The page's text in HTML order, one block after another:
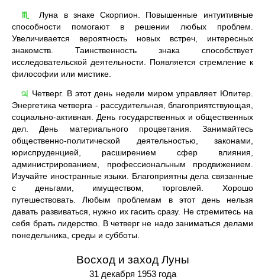
♏
Луна в знаке Скорпион. Повышенные интуитивные
способности помогают в решении любых проблем.
Увеличивается вероятность новых встреч, интересных
знакомств. Таинственность знака способствует
исследовательской деятельности. Появляется стремление к
философии или мистике.
♃
Четверг. В этот день недели миром управляет Юпитер.
Энергетика четверга - рассудительная, благоприятствующая,
социально-активная. День государственных и общественных
дел. День материального процветания. Занимайтесь
общественно-политической деятельностью, законами,
юриспруденцией, расширением сфер влияния,
администрированием, профессиональным продвижением.
Изучайте иностранные языки. Благоприятны дела связанные
с деньгами, имуществом, торговлей. Хорошо
путешествовать. Любым проблемам в этот день нельзя
давать развиваться, нужно их гасить сразу. Не стремитесь на
себя брать лидерство. В четверг не надо заниматься делами
понедельника, среды и субботы.
Восход и заход Луны
31 декабря 1953 года